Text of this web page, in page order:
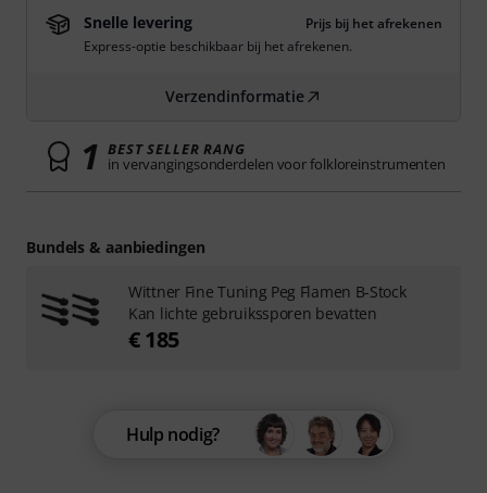
Snelle levering
Prijs bij het afrekenen
Express-optie beschikbaar bij het afrekenen.
Verzendinformatie
1 BEST SELLER RANG
in vervangingsonderdelen voor folkloreinstrumenten
Hulp nodig?
Bundels & aanbiedingen
Wittner Fine Tuning Peg Flamen B-Stock
Kan lichte gebruikssporen bevatten
€ 185